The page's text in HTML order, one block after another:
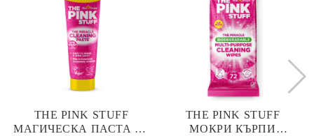
THE PINK STUFF
МАГИЧЕСКА ПАСТА ЗА
THE PINK STUFF
МОКРИ КЪРПИ